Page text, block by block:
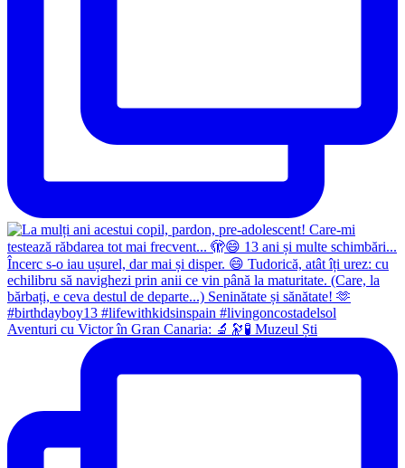
Aventuri cu Victor în Gran Canaria: 🔬🔭🧪 Muzeul Ști